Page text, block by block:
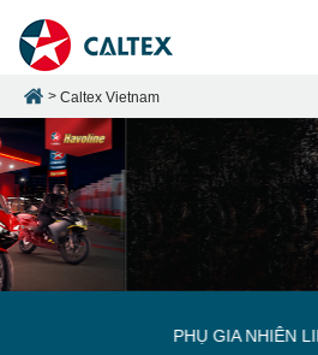
Caltex Vietnam
PHỤ GIA NHIÊN LIỆU CHO XE